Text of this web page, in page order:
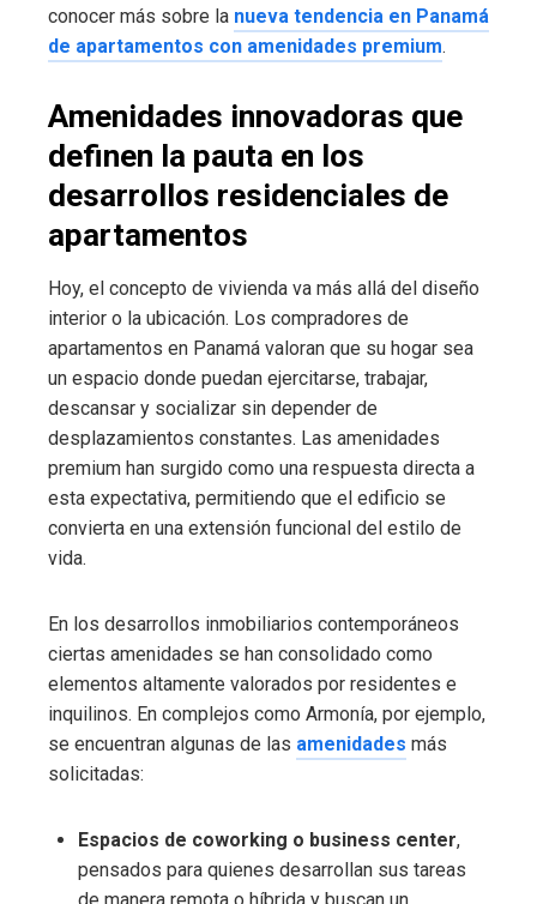
conocer más sobre la nueva tendencia en Panamá
de apartamentos con amenidades premium.
Amenidades innovadoras que
definen la pauta en los
desarrollos residenciales de
apartamentos
Hoy, el concepto de vivienda va más allá del diseño
interior o la ubicación. Los compradores de
apartamentos en Panamá valoran que su hogar sea
un espacio donde puedan ejercitarse, trabajar,
descansar y socializar sin depender de
desplazamientos constantes. Las amenidades
premium han surgido como una respuesta directa a
esta expectativa, permitiendo que el edificio se
convierta en una extensión funcional del estilo de
vida.
En los desarrollos inmobiliarios contemporáneos
ciertas amenidades se han consolidado como
elementos altamente valorados por residentes e
inquilinos. En complejos como Armonía, por ejemplo,
se encuentran algunas de las amenidades más
solicitadas:
Espacios de coworking o business center,
pensados para quienes desarrollan sus tareas